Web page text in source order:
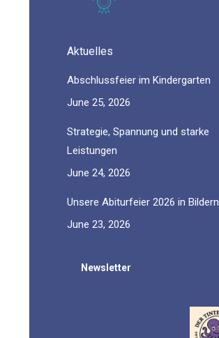
Aktuelles
Abschlussfeier im Kindergarten
June 25, 2026
Strategie, Spannung und starke
Leistungen
June 24, 2026
Unsere Abiturfeier 2026 in Bildern
June 23, 2026
Newsletter